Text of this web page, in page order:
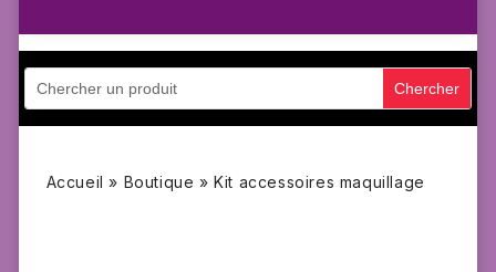
Accueil » Boutique »Kit accessoires maquillage